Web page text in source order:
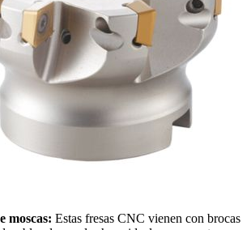
moscas: Estas fresas CNC vienen con brocas